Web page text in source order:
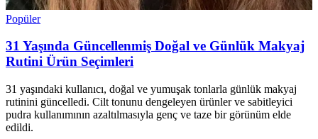
Popüler
31 Yaşında Güncellenmiş Doğal ve Günlük Makyaj
Rutini Ürün Seçimleri
31 yaşındaki kullanıcı, doğal ve yumuşak tonlarla günlük makyaj
rutinini güncelledi. Cilt tonunu dengeleyen ürünler ve sabitleyici
pudra kullanımının azaltılmasıyla genç ve taze bir görünüm elde
edildi.